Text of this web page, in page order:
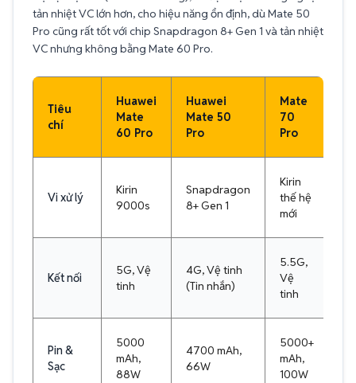
tản nhiệt VC lớn hơn, cho hiệu năng ổn định, dù Mate 50
Pro cũng rất tốt với chip Snapdragon 8+ Gen 1 và tản nhiệt
VC nhưng không bằng Mate 60 Pro.
Tiêu
chí
Huawei
Mate
60 Pro
Huawei
Mate 50
Pro
Mate
70
Pro
Vi xử lý
Kirin
9000s
Snapdragon
8+ Gen 1
Kirin
thế hệ
mới
Kết nối
5G, Vệ
tinh
4G, Vệ tinh
(Tin nhắn)
5.5G,
Vệ
tinh
Pin &
Sạc
5000
mAh,
88W
4700 mAh,
66W
5000+
mAh,
100W